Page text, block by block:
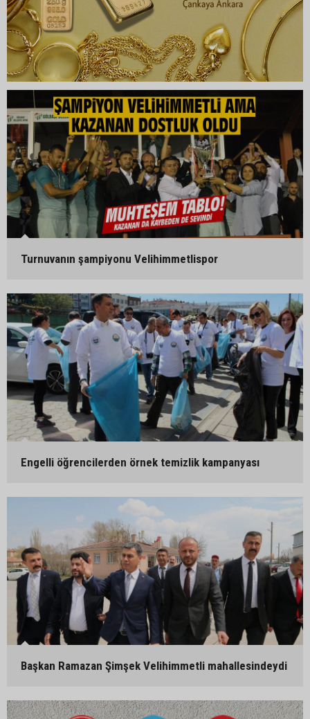
Turnuvanın şampiyonu Velihimmetlispor
Engelli öğrencilerden örnek temizlik kampanyası
Başkan Ramazan Şimşek Velihimmetli mahallesindeydi